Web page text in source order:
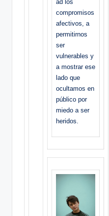
ad los
compromisos
afectivos, a
permitirnos
ser
vulnerables y
a mostrar ese
lado que
ocultamos en
público por
miedo a ser
heridos.